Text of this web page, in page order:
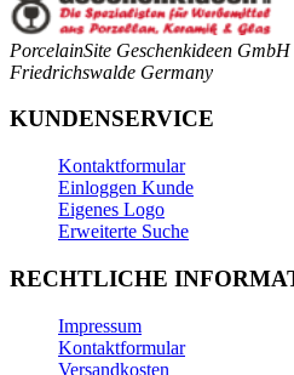
PorcelainSite Geschenkideen GmbH
Friedrichswalde Germany
KUNDENSERVICE
Kontaktformular
Einloggen Kunde
Eigenes Logo
Erweiterte Suche
RECHTLICHE
Impressum
Kontaktformular
Versandkosten